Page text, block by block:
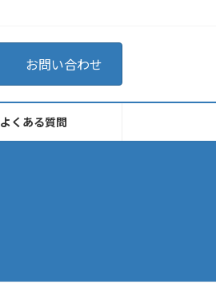
お問い合わせ
よくある質問